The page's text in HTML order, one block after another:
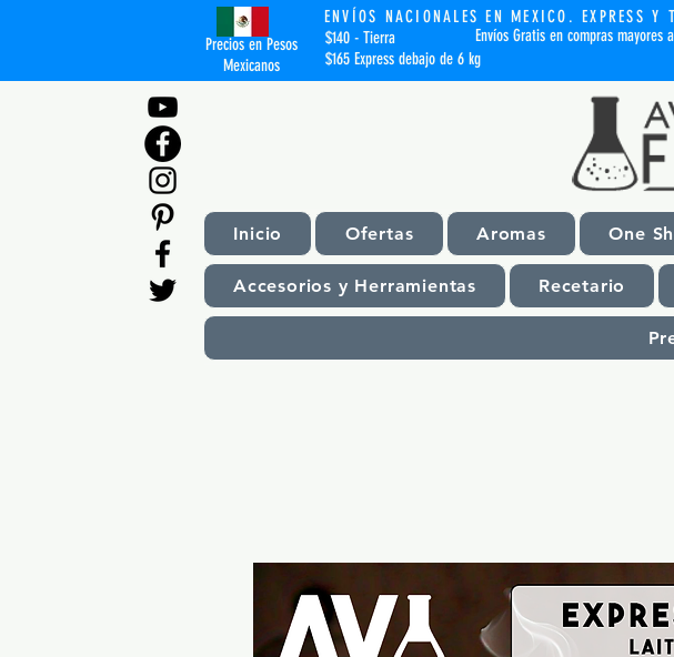
Precios en Pesos
Mexicanos
ENVÍOS NACIONALES EN MEXICO. EXPRESS Y
Envíos Gratis en compras mayores
$140 - Tierra
$165 Express debajo de 6 kg
Inicio Ofertas Aromas One
Accesorios y Herramientas Recetario